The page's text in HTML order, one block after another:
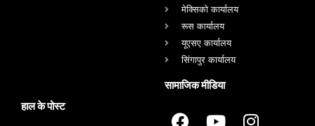
मेक्सिको कार्यालय
रूस कार्यालय
यूएसए कार्यालय
सिंगापुर कार्यालय
हाल के पोस्ट
सामाजिक मीडिया